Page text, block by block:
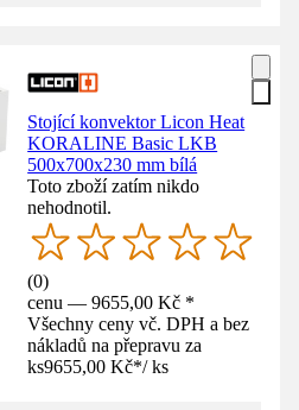
Stojící konvektor Licon Heat
KORALINE Basic LKB
500x700x230 mm bílá
Toto zboží zatím nikdo
nehodnotil.
(0)
cenu — 9655,00 Kč *
Všechny ceny vč. DPH a bez
nákladů na přepravu za
ks9655,00 Kč*/ ks